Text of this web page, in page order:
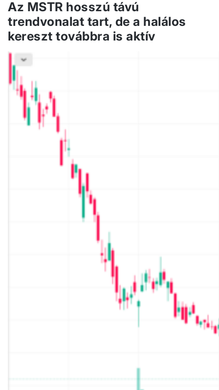
Az MSTR hosszú távú
trendvonalat tart, de a halálos
kereszt továbbra is aktív